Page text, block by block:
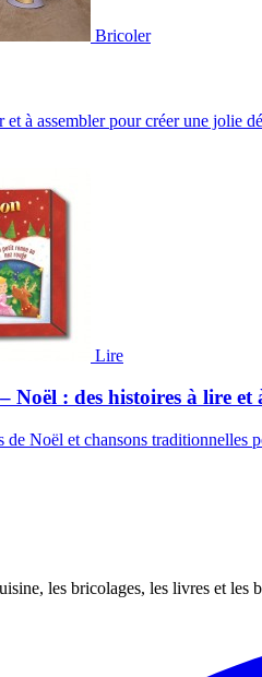
Bricoler
et à assembler pour créer une jolie
Lire
Noël : des histoires à lire et
Noël et chansons traditionnelles
les bricolages, les livres et les